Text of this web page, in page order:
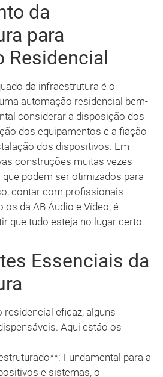
da
para
da infraestrutura é o
automação residencial bem-
considerar a disposição dos
dos equipamentos e a fiação
dos dispositivos. Em
construções muitas vezes
podem ser otimizados para
contar com profissionais
da AB Áudio e Vídeo, é
que tudo esteja no lugar certo
Essenciais da
residencial eficaz, alguns
Aqui estão os
Fundamental para a
e sistemas, o